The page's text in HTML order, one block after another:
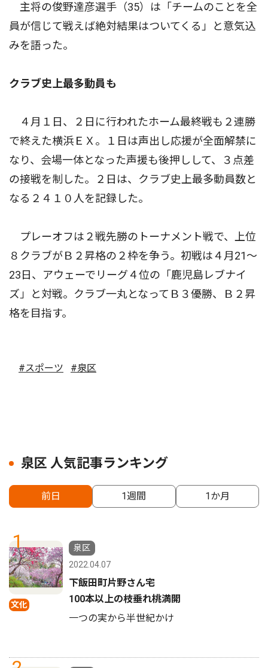
主将の俊野達彦選手（35）は「チームのことを全
員が信じて戦えば絶対結果はついてくる」と意気込
みを語った。
クラブ史上最多動員も
４月１日、２日に行われたホーム最終戦も２連勝
で終えた横浜ＥＸ。１日は声出し応援が全面解禁に
なり、会場一体となった声援も後押しして、３点差
の接戦を制した。２日は、クラブ史上最多動員数と
なる２４１０人を記録した。
プレーオフは２戦先勝のトーナメント戦で、上位
８クラブがＢ２昇格の２枠を争う。初戦は４月21〜
23日、アウェーでリーグ４位の「鹿児島レブナイ
ズ」と対戦。クラブ一丸となってＢ３優勝、Ｂ２昇
格を目指す。
#スポーツ #泉区
泉区 人気記事ランキング
前日 1週間 1か月
1
文化
泉区
2022.04.07
下飯田町片野さん宅
100本以上の枝垂れ桃満開
一つの実から半世紀かけ